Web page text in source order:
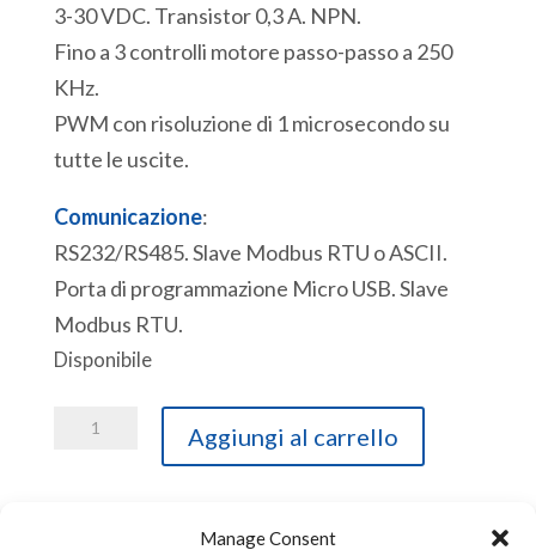
Manage Consent
3-30 VDC. Transistor 0,3 A. NPN.
Fino a 3 controlli motore passo-passo a 250
KHz.
PWM con risoluzione di 1 microsecondo su
tutte le uscite.
Comunicazione:
RS232/RS485. Slave Modbus RTU o ASCII.
Porta di programmazione Micro USB. Slave
Modbus RTU.
Disponibile
ACE
Aggiungi al carrello
ACE-1430 [85371091]